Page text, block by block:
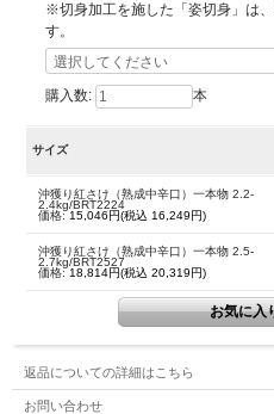
※切身加工を施した「姿切身」は
す。
購入数: 本
サイズ
沖獲り紅さけ（熟成中辛口）一本物 2.2-
2.4kg/BRT2224
価格:15,046円(税込 16,249円)
沖獲り紅さけ（熟成中辛口）一本物 2.5-
2.7kg/BRT2527
価格:18,814円(税込 20,319円)
返品についての詳細はこちら
お問い合わせ